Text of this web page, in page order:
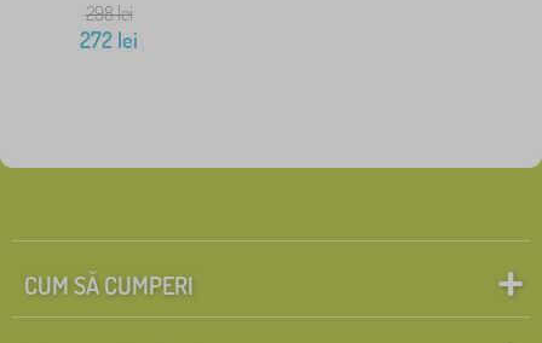
298lei
272 lei
CUM SĂ CUMPERI